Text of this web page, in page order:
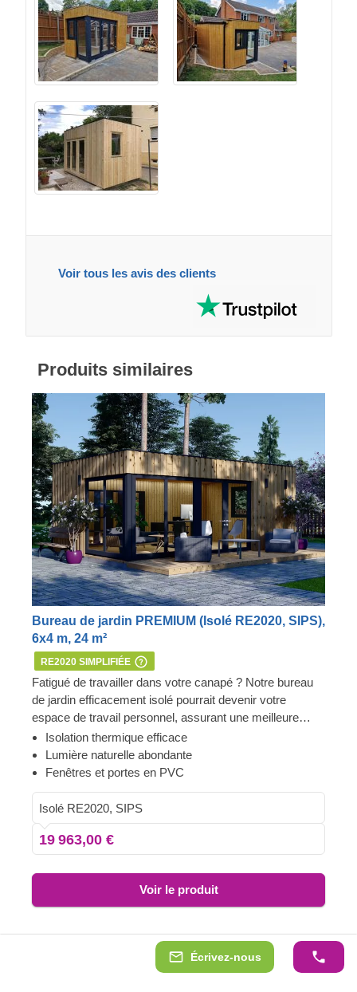
Voir tous les avis des clients
Écrivez-nous
Produits similaires
Bureau de jardin PREMIUM (Isolé RE2020, SIPS),
6x4 m, 24 m²
RE2020 SIMPLIFIÉE
Fatigué de travailler dans votre canapé ? Notre bureau
de jardin efficacement isolé pourrait devenir votre
espace de travail personnel, assurant une meilleure
productivité et un confort absolu. Disponibles en
plusieurs tailles, nos modèles en SIPs présentent un
look contemporain élégant, un revêtement vertical
qui laissent entrer une superbe luminosité.
Isolation thermique efficace
Lumière naturelle abondante
Fenêtres et portes en PVC
Isolé RE2020, SIPS
19 963,00 €
Voir le produit